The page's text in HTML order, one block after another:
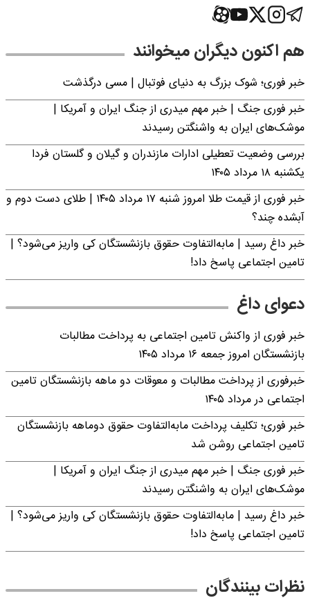
هم اکنون دیگران میخوانند
خبر فوری؛‌ شوک بزرگ به دنیای فوتبال | مسی درگذشت
خبر فوری جنگ | خبر مهم میدری از جنگ ایران و آمریکا |
موشک‌های ایران به واشنگتن رسیدند
بررسی وضعیت تعطیلی ادارات مازندران و گیلان و گلستان فردا
یکشنبه ۱۸ مرداد ۱۴۰۵
خبر فوری از قیمت طلا امروز شنبه ۱۷ مرداد ۱۴۰۵ | طلای دست دوم و
آبشده چند؟
خبر داغ رسید | مابه‌التفاوت حقوق بازنشستگان کی واریز می‌شود؟ |
تامین اجتماعی پاسخ داد!
دعوای داغ
خبر فوری از واکنش تامین اجتماعی به پرداخت مطالبات
بازنشستگان امروز جمعه ۱۶ مرداد ۱۴۰۵
خبرفوری از پرداخت مطالبات و معوقات دو ماهه بازنشستگان تامین
اجتماعی در مرداد ۱۴۰۵
خبر فوری؛ تکلیف پرداخت مابه‌التفاوت حقوق دوماهه بازنشستگان
تامین اجتماعی روشن شد
خبر فوری جنگ | خبر مهم میدری از جنگ ایران و آمریکا |
موشک‌های ایران به واشنگتن رسیدند
خبر داغ رسید | مابه‌التفاوت حقوق بازنشستگان کی واریز می‌شود؟ |
تامین اجتماعی پاسخ داد!
نظرات بینندگان